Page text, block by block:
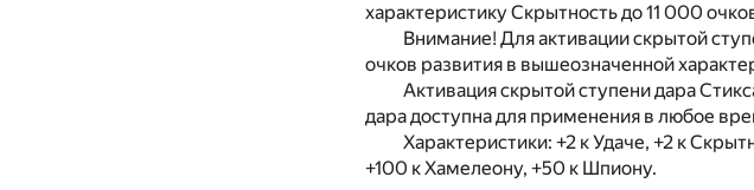
характеристику Скрытность до 11 000
Внимание! Для активации скрытой
очков развития в вышеозначенной
Активация скрытой ступени дара
дара доступна для применения в любое
Характеристики: +2 к Удаче, +2 к
+100 к Хамелеону, +50 к Шпиону.